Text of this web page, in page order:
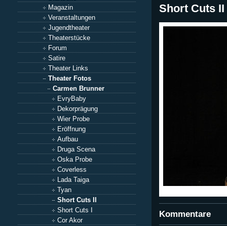
Magazin
Veranstaltungen
Jugendtheater
Theaterstücke
Forum
Satire
Theater Links
Theater Fotos
Carmen Brunner
EvryBaby
Dekorprägung
Wier Probe
Eröffnung
Aufbau
Druga Scena
Oska Probe
Coverless
Lada Taiga
Tyan
Short Cuts II
Short Cuts I
Cor Akor
Short Cuts II
Kommentare